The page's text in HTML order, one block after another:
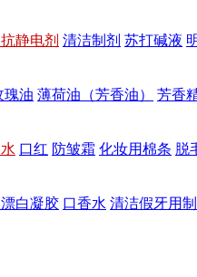
静电剂 清洁制剂 苏打碱液
瑰油 薄荷油（芳香油） 芳香
口红 防皱霜 化妆用棉条 脱
白凝胶 口香水 清洁假牙用